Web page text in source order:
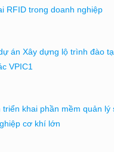
RFID trong doanh nghiệp
án Xây dựng lộ trình đào
VPIC1
khai phần mềm quản lý
cơ khí lớn